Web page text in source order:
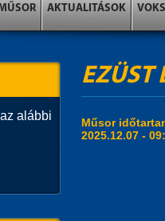
AKTUALITÁSOK VOKS
EZÜST
Műsor
2025.12.07 -
alábbi